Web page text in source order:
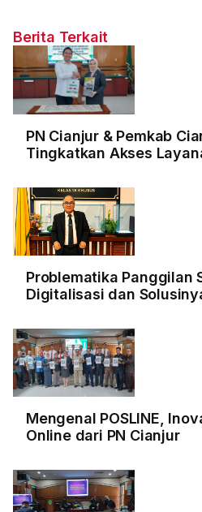
Berita Terkait
PN Cianjur & Pemkab
Tingkatkan Akses
Problematika Panggilan
Digitalisasi dan
Mengenal POSLINE,
Online dari PN Cianjur